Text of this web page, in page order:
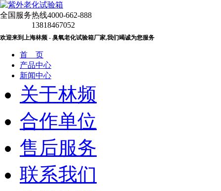
全国服务热线4000-662-888
13818467052
欢迎来到上海林频 - 臭氧老化试验箱厂家,我们竭诚为您服务
首 页
产品中心
新闻中心
关于林频
合作单位
售后服务
联系我们